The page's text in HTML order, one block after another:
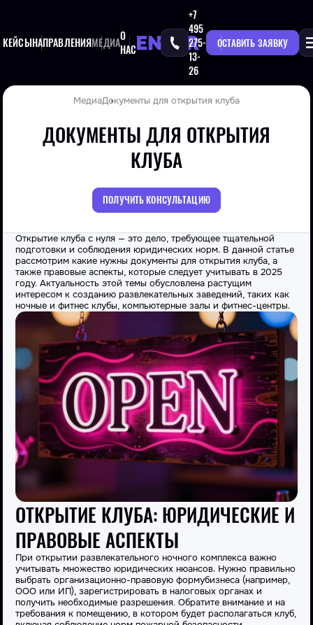
КЕЙСЫНАПРАВЛЕНИЯМЕДИАО
НАС
+7
495
275-
13-
26
ОСТАВИТЬ ЗАЯВКУ
МедиаДокументы для открытия клуба
ДОКУМЕНТЫ ДЛЯ ОТКРЫТИЯ
КЛУБА
ПОЛУЧИТЬ КОНСУЛЬТАЦИЮ
Открытие клуба с нуля — это дело, требующее тщательной
подготовки и соблюдения юридических норм. В данной статье
рассмотрим какие нужны документы для открытия клуба, а
также правовые аспекты, которые следует учитывать в 2025
году. Актуальность этой темы обусловлена растущим
интересом к созданию развлекательных заведений, таких как
ночные и фитнес клубы, компьютерные залы и фитнес-центры.
ОТКРЫТИЕ КЛУБА: ЮРИДИЧЕСКИЕ И
ПРАВОВЫЕ АСПЕКТЫ
При открытии развлекательного ночного комплекса важно
учитывать множество юридических нюансов. Нужно правильно
выбрать организационно-правовую формубизнеса (например,
ООО или ИП), зарегистрировать в налоговых органах и
получить необходимые разрешения. Обратите внимание и на
требования к помещению, в котором будет располагаться клуб,